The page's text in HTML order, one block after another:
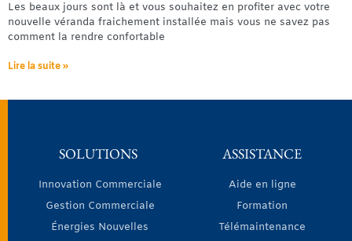
Les beaux jours sont là et vous souhaitez en profiter avec votre
nouvelle véranda fraichement installée mais vous ne savez pas
comment la rendre confortable
Lire la suite »
SOLUTIONS
Innovation Commerciale
Gestion Commerciale
Énergies Nouvelles
ASSISTANCE
Aide en ligne
Formation
Télémaintenance